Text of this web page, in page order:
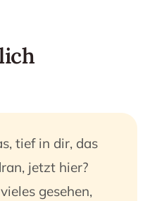
tief in dir, das
jetzt hier?
gesehen,